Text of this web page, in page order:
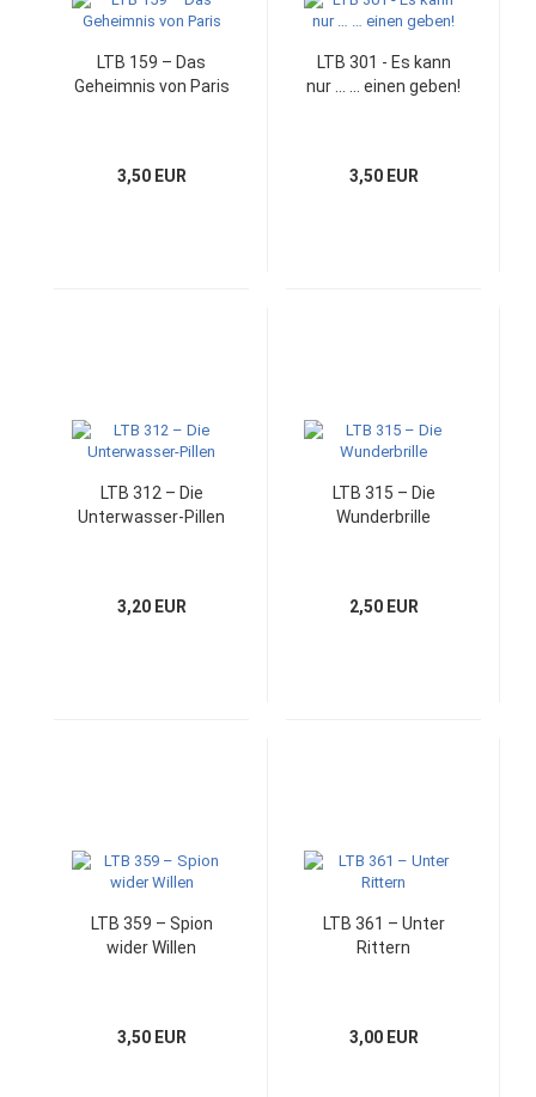
LTB 159 – Das
Geheimnis von Paris
3,50 EUR
LTB 301 - Es kann
nur … … einen geben!
3,50 EUR
LTB 312 – Die
Unterwasser-Pillen
3,20 EUR
LTB 315 – Die
Wunderbrille
2,50 EUR
LTB 359 – Spion
wider Willen
3,50 EUR
LTB 361 – Unter
Rittern
3,00 EUR